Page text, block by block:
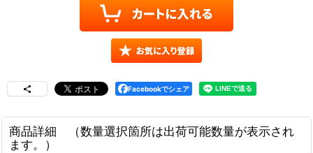
Facebookでシェア
商品詳細 （数量選択箇所は出荷可能数量が表示され
ます。）